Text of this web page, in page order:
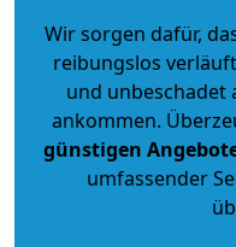
Wir sorgen dafür,
reibungslos
und
ankommen.
günstigen
umfassender